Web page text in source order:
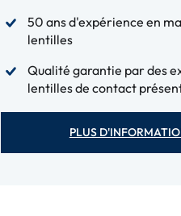
50 ans d'expérience en
lentilles
Qualité garantie par des
lentilles de contact
PLUS